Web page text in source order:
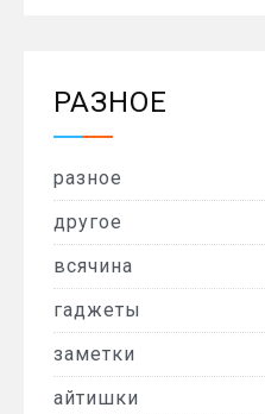
РАЗНОЕ
разное
другое
всячина
гаджеты
заметки
айтишки